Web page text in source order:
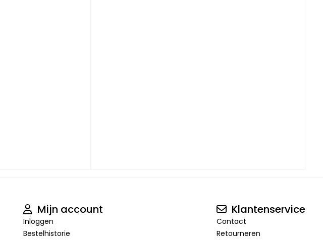
Mijn account
Inloggen
Bestelhistorie
Klantenservice
Contact
Retourneren